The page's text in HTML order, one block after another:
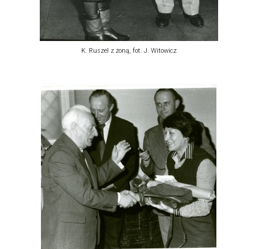
K. Ruszel z żoną, fot. J. Witowicz